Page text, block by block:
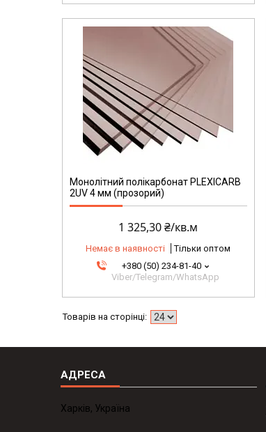
Монолітний полікарбонат PLEXICARB
2UV 4 мм (прозорий)
1 325,30 ₴/кв.м
Немає в наявності
Тільки оптом
+380 (50) 234-81-40
Viber/Telegram/WhatsApp
Харків, Україна